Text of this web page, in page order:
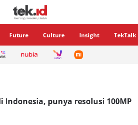
Future Culture Insight TekTalk
Indonesia, punya resolusi 100MP